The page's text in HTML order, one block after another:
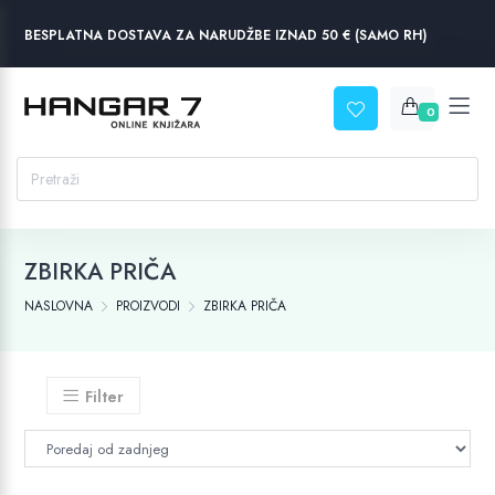
BESPLATNA DOSTAVA ZA NARUDŽBE IZNAD 50 € (SAMO RH)
0
ZBIRKA PRIČA
NASLOVNA PROIZVODI ZBIRKA PRIČA
Filter